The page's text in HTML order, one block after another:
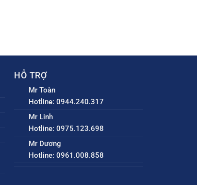
HỖ TRỢ
Mr Toàn
Hotline: 0944.240.317
Mr Linh
Hotline: 0975.123.698
Mr Dương
Hotline: 0961.008.858